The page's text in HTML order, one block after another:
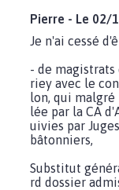
Pierre - Le 02/
Je n'ai cessé
- de
riey avec le
lon, qui
lée par la CA
uivies par
bâtonniers,
Substitut
rd dossier